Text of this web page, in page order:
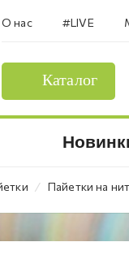
О нас #LIVE
Каталог
⁄ Пайетки на